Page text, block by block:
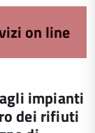
on line
impianti
dei rifiuti